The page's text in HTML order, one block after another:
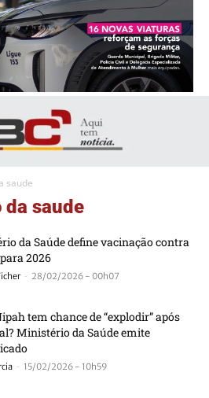
saude
saude
da Saúde define vacinação contra
2026
- 28/02/2026 - 00h07
tem chance de “explodir” após
Ministério da Saúde emite
- 15/02/2026 - 10h59